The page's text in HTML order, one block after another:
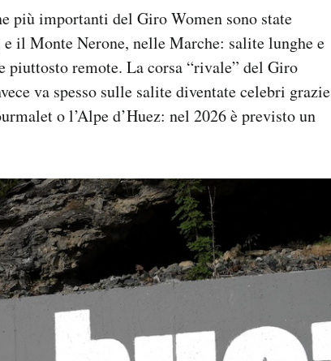
più importanti del Giro Women sono state
il Monte Nerone, nelle Marche: salite lunghe e
remote. La corsa “rivale” del Giro
va spesso sulle salite diventate celebri grazie
o l’Alpe d’Huez: nel 2026 è previsto un